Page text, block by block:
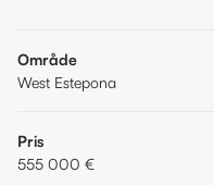
Område
West Estepona
Pris
555 000 €